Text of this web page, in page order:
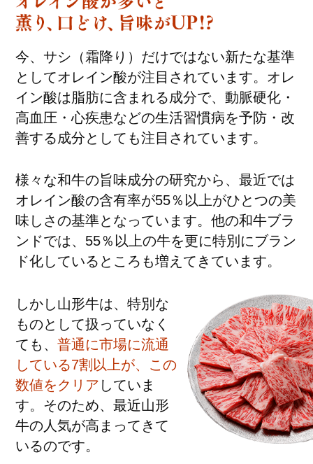
今、サシ（霜降り）だけではない新たな基準
としてオレイン酸が注目されています。オレ
イン酸は脂肪に含まれる成分で、動脈硬化・
高血圧・心疾患などの生活習慣病を予防・改
善する成分としても注目されています。
様々な和牛の旨味成分の研究から、最近では
オレイン酸の含有率が55％以上がひとつの美
味しさの基準となっています。他の和牛ブラ
ンドでは、55％以上の牛を更に特別にブラン
ド化しているところも増えてきています。
しかし山形牛は、特別な
ものとして扱っていなく
ても、普通に市場に流通
している7割以上が、この
数値をクリア していま
す。そのため、最近山形
牛の人気が高まってきて
いるのです。